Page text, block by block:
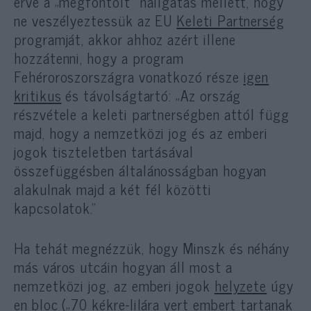
ne veszélyeztessük az EU Keleti Partnerség
programját, akkor ahhoz azért illene
hozzátenni, hogy a program
Fehéroroszországra vonatkozó része igen
kritikus és távolságtartó: „Az ország
részvétele a keleti partnerségben attól függ
majd, hogy a nemzetközi jog és az emberi
jogok tiszteletben tartásával
összefüggésben általánosságban hogyan
alakulnak majd a két fél közötti
kapcsolatok.”
Ha tehát megnézzük, hogy Minszk és néhány
más város utcáin hogyan áll most a
nemzetközi jog, az emberi jogok helyzete úgy
en bloc („70 kékre-lilára vert embert tartanak